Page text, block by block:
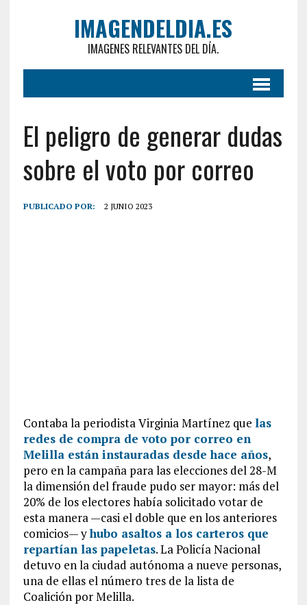
IMAGENDELDIA.ES
IMAGENES RELEVANTES DEL DÍA.
El peligro de generar dudas
sobre el voto por correo
PUBLICADO POR: 2 JUNIO 2023
Contaba la periodista Virginia Martínez que las
redes de compra de voto por correo en
Melilla están instauradas desde hace años,
pero en la campaña para las elecciones del 28-M
la dimensión del fraude pudo ser mayor: más del
20% de los electores había solicitado votar de
esta manera —casi el doble que en los anteriores
comicios— yhubo asaltos a los carteros que
repartían las papeletas. La Policía Nacional
detuvo en la ciudad autónoma a nueve personas,
una de ellas el número tres de la lista de
Coalición por Melilla.